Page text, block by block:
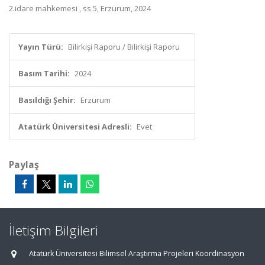
2.idare mahkemesi , ss.5, Erzurum, 2024
Yayın Türü: Bilirkişi Raporu / Bilirkişi Raporu
Basım Tarihi: 2024
Basıldığı Şehir: Erzurum
Atatürk Üniversitesi Adresli: Evet
Paylaş
İletişim Bilgileri
Atatürk Üniversitesi Bilimsel Araştırma Projeleri Koordinasyon